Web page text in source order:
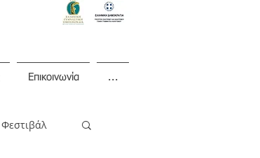
Επικοινωνία ...
Φεστιβάλ